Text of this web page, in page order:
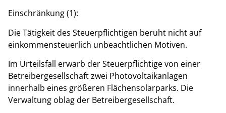
Einschränkung (1):
Die Tätigkeit des Steuerpflichtigen beruht nicht auf
einkommensteuerlich unbeachtlichen Motiven.
Im Urteilsfall erwarb der Steuerpflichtige von einer
Betreibergesellschaft zwei Photovoltaikanlagen
innerhalb eines größeren Flächensolarparks. Die
Verwaltung oblag der Betreibergesellschaft.